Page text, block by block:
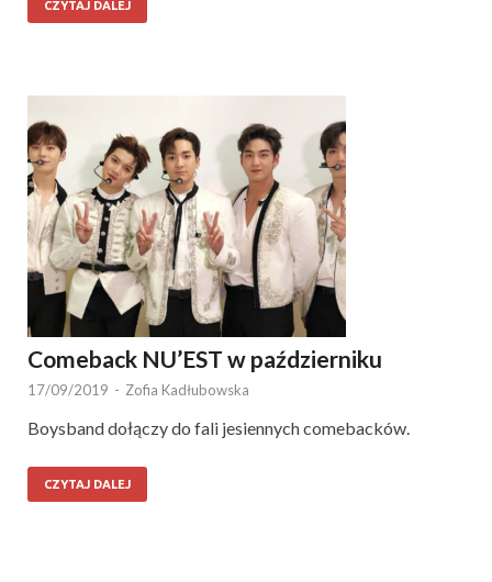
CZYTAJ DALEJ
Comeback NU’EST w październiku
17/09/2019 - Zofia Kadłubowska
Boysband dołączy do fali jesiennych comebacków.
CZYTAJ DALEJ